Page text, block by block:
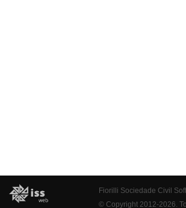
Fiorilli Sociedade Civil
© Copyright 2012-2026.